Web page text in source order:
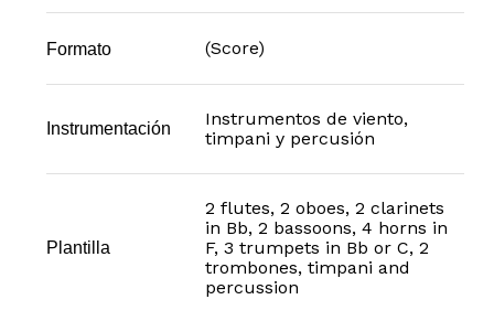
Formato (Score)
Instrumentación
Instrumentos de viento,
timpani y percusión
Plantilla
2 flutes, 2 oboes, 2 clarinets
in Bb, 2 bassoons, 4 horns in
F, 3 trumpets in Bb or C, 2
trombones, timpani and
percussion